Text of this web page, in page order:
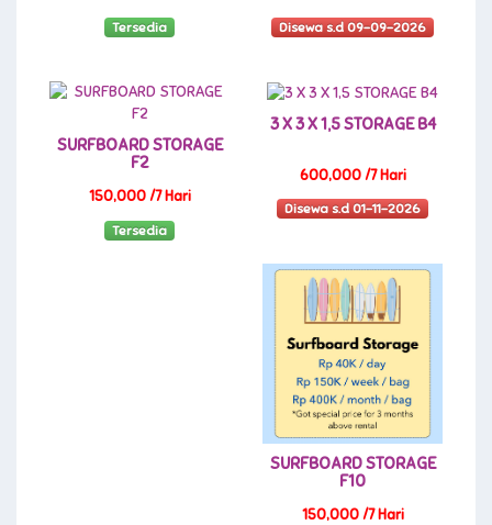
Tersedia Disewa s.d 09-09-2026
SURFBOARD STORAGE
F2
150,000 /7 Hari
Tersedia
3 X 3 X 1,5 STORAGE B4
600,000 /7 Hari
Disewa s.d 01-11-2026
SURFBOARD STORAGE
F10
150,000 /7 Hari